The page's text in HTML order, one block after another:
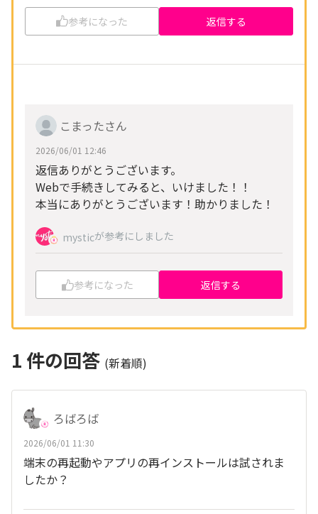
参考になった 返信する
こまったさん
2026/06/01 12:46
返信ありがとうございます。
Webで手続きしてみると、いけました！！
本当にありがとうございます！助かりました！
mysticが参考にしました
参考になった 返信する
1 件の回答 (新着順)
ろばろば
2026/06/01 11:30
端末の再起動やアプリの再インストールは試されま
したか？